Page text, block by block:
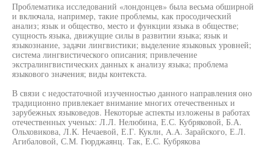
Проблематика исследований «лондонцев» была весьма обширной
и включала, например, такие проблемы, как просодический
анализ; язык и общество, место и функции языка в обществе;
сущность языка, движущие силы в развитии языка; язык и
языкознание, задачи лингвистики; выделение языковых уровней;
система лингвистического описания; привлечение
экстралингвистических данных к анализу языка; проблема
языкового значения; виды контекста.
В связи с недостаточной изученностью данного направления оно
традиционно привлекает внимание многих отечественных и
зарубежных языковедов. Некоторые аспекты изложены в работах
отечественных ученых: Л.Л. Нелюбина, Е.С. Кубряковой, Б.А.
Ольховикова, Л.К. Нечаевой, Е.Г. Кукли, A.A. Зарайского, Е.Л.
Агибаловой, С.М. Гюрджаянц. Так, Е.С. Кубрякова